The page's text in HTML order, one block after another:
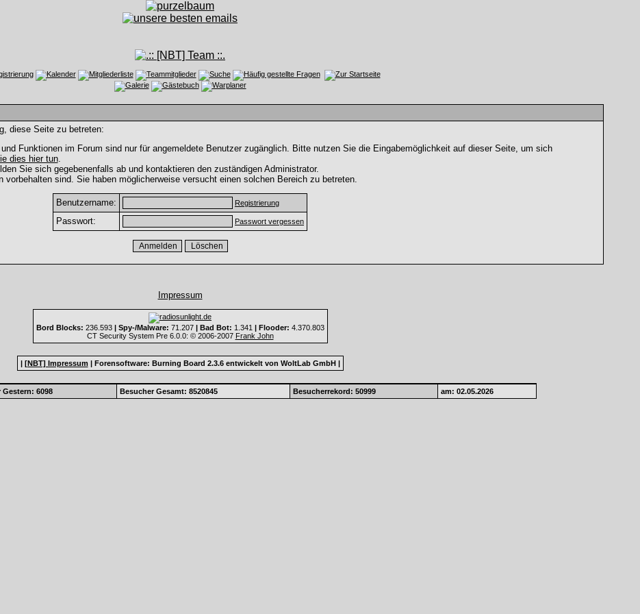
diese Seite zu betreten:
Funktionen im Forum sind nur für angemeldete Benutzer zugänglich. Bitte nutzen Sie die Eingabemöglichkeit auf dieser Seite, um sich
dies hier tun.
Sie sich gegebenenfalls ab und kontaktieren den zuständigen Administrator.
sind. Sie haben möglicherweise versucht einen solchen Bereich zu betreten.
Benutzername: Registrierung
Passwort: Passwort vergessen
Impressum
Bord Blocks: 236.593 | Spy-/Malware: 71.207 | Bad Bot: 1.341 | Flooder: 4.370.803
CT Security System Pre 6.0.0: © 2006-2007 Frank John
| [NBT] Impressum | Forensoftware: Burning Board 2.3.6entwickelt von WoltLab GmbH|
Gestern: 6098 Besucher Gesamt: 8520845 Besucherrekord: 50999 am: 02.05.2026